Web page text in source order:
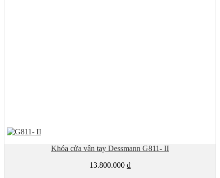
Khóa cửa vân tay Dessmann G811- II
13.800.000 ₫